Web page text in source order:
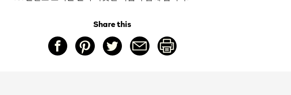
Share this